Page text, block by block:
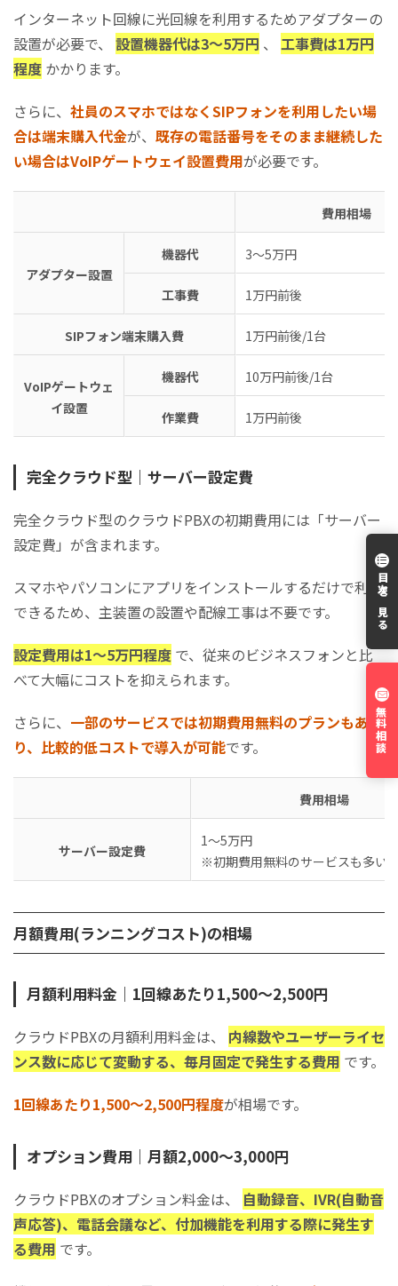
目次を見る
インターネット回線に光回線を利用するためアダプターの
設置が必要で、 設置機器代は3～5万円 、 工事費は1万円
程度 かかります。
さらに、 社員のスマホではなくSIPフォンを利用したい場
合は端末購入代金が、 既存の電話番号をそのまま継続した
い場合はVoIPゲートウェイ設置費用が必要です。
費用相場
アダプター設置
機器代 3～5万円
工事費 1万円前後
SIPフォン端末購入費 1万円前後/1台
VoIPゲートウェ
イ設置
機器代 10万円前後/1台
作業費 1万円前後
完全クラウド型｜サーバー設定費
完全クラウド型のクラウドPBXの初期費用には「サーバー
設定費」が含まれます。
スマホやパソコンにアプリをインストールするだけで利用
できるため、主装置の設置や配線工事は不要です。
設定費用は1～5万円程度 で、従来のビジネスフォンと比
べて大幅にコストを抑えられます。
さらに、 一部のサービスでは初期費用無料のプランもあ
り、比較的低コストで導入が可能です。
費用相場
サーバー設定費
1～5万円
※初期費用無料のサービスも多い
月額費用(ランニングコスト)の相場
月額利用料金｜1回線あたり1,500～2,500円
クラウドPBXの月額利用料金は、 内線数やユーザーライセ
ンス数に応じて変動する、毎月固定で発生する費用 です。
1回線あたり1,500～2,500円程度が相場です。
オプション費用｜月額2,000～3,000円
クラウドPBXのオプション料金​​​​​​は、 自動録音、IVR(自動音
声応答)、電話会議など、付加機能を利用する際に発生す
る費用 です。
無料相談